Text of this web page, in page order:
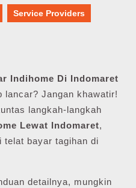
Service Providers
Indihome Di Indomaret
lancar? Jangan khawatir!
langkah-langkah
Lewat Indomaret,
telat bayar tagihan di
detailnya, mungkin